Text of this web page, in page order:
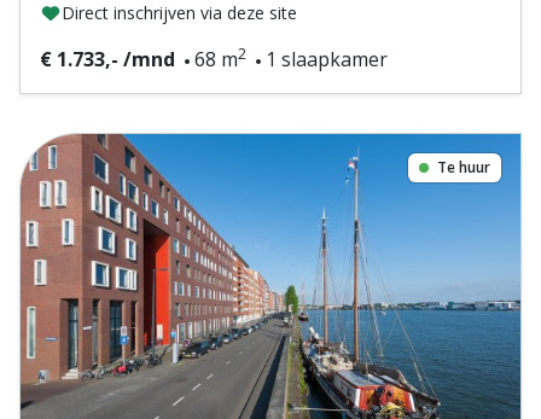
Direct inschrijven via deze site
€ 1.733,- /mnd 68 m2 1 slaapkamer
Te huur